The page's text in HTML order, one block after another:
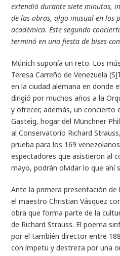
extendió durante siete minutos,
de las obras, algo inusual en los
académica. Este segundo
terminó en una fiesta de bises
Múnich suponía un reto. Los
Teresa Carreño de Venezuela
en la ciudad alemana en donde
dirigió por muchos años a la
y ofrecer, además, un concierto
Gasteig, hogar del Münchner
al Conservatorio Richard
prueba para los 169
espectadores que asistieron al
mayo, podrán olvidar lo que ahí
Ante la primera presentación
el maestro Christian Vásquez
obra que forma parte de la
de Richard Strauss. El poema
por el también director entre
con ímpetu y destreza por una